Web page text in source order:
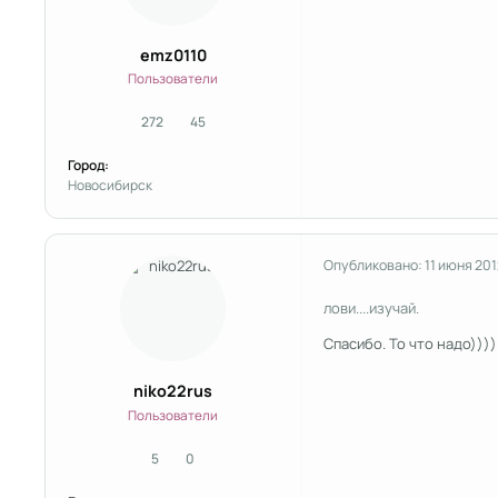
emz0110
Пользователи
272сообщения
45Репутация
Город:
Новосибирск
niko22rus
Пользователи
5сообщения
0Репутация
Опубликовано:11 июня
лови....изучай.
Спасибо. То что надо))))